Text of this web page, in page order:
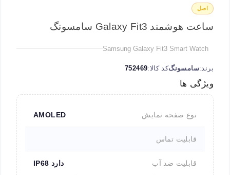
اصل
ساعت هوشمند Galaxy Fit3 سامسونگ
Samsung Galaxy Fit3 Smart Watch
برند:سامسونگکد کالا:752469
ویژگی ها
نوع صفحه نمایش AMOLED
قابلیت تماس
قابلیت ضد آب دارد IP68